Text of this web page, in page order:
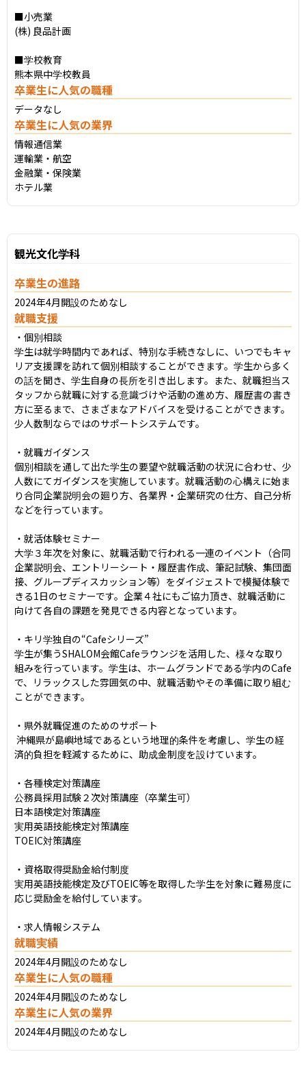
■小売業
(株) 良品計画
■学校教育
熊本県中学校教員
卒業生に人気の職種
データなし
卒業生に人気の業界
情報通信業
運輸業・航空
金融業・保険業
ホテル業
観光文化学科
卒業生の進路
2024年4月開設のためなし
就職支援
・個別相談
学生は就学時間内であれば、特別な手続きなしに、いつでもキャ
リア支援課を訪れて個別相談することができます。学生から多く
の話を聞き、学生自身の長所を引き出します。また、就職担当ス
タッフから就職に対する意識づけや活動の進め方、履歴書の書き
方に至るまで、さまざまなアドバイスを受けることができます。
少人数制ならではのサポートシステムです。
・就職ガイダンス
個別相談を通して出た学生の要望や就職活動の状況に合わせ、少
人数にてガイダンスを実施しています。就職活動の心構えに始ま
り合同企業説明会の廻り方、各業界・企業研究の仕方、自己分析
などを行っています。
・就活体験セミナー
大学３年次を対象に、就職活動で行われる一連のイベント（合同
企業説明会、エントリーシート・履歴書作成、筆記試験、集団面
接、グループディスカッション等）をダイジェストで模擬体験で
きる1日のセミナーです。企業４社にもご協力頂き、就職活動に
向けて各自の課題を発見できる内容となっています。
・キリ学独自の“Cafeシリーズ”
学生が集うSHALOM会館Cafeラウンジを活用した、様々な取り
組みを行っています。学生は、ホームグランドである学内のCafe
で、リラックスした雰囲気の中、就職活動やその準備に取り組む
ことができます。
・県外就職促進のためのサポート
済的負担を軽減するために、助成金制度を設けています。
・各種検定対策講座
公務員採用試験２次対策講座（卒業生可）
日本語検定対策講座
実用英語技能検定対策講座
TOEIC対策講座
・資格取得奨励金給付制度
実用英語技能検定及びTOEIC等を取得した学生を対象に難易度に
応じ奨励金を給付しています。
・求人情報システム
就職実績
2024年4月開設のためなし
卒業生に人気の職種
2024年4月開設のためなし
卒業生に人気の業界
2024年4月開設のためなし